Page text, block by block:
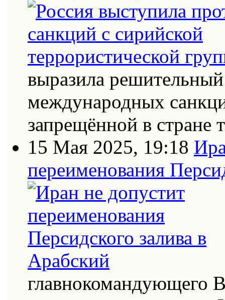
выразила
международных
запрещённой в стране
15 Мая 2025, 19:18
переименования
главнокомандующего